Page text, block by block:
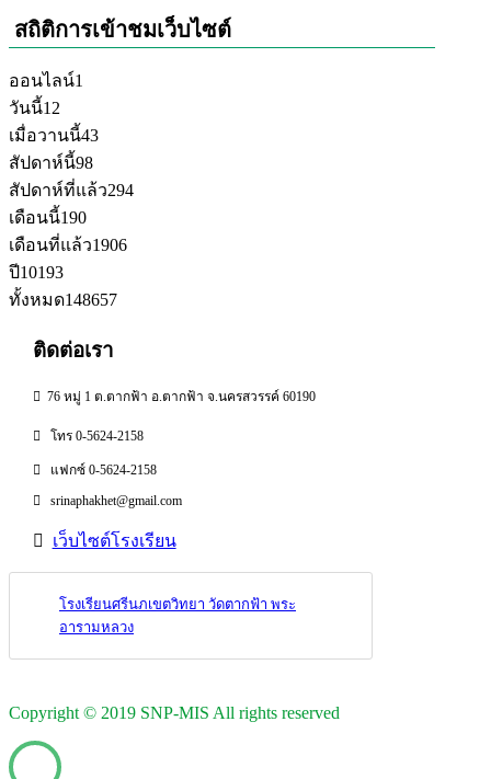
สถิติการเข้าชมเว็บไซต์
ออนไลน์1
วันนี้12
เมื่อวานนี้43
สัปดาห์นี้98
สัปดาห์ที่แล้ว294
เดือนนี้190
เดือนที่แล้ว1906
ปี10193
ทั้งหมด148657
ติดต่อเรา
76 หมู่ 1 ต.ตากฟ้า อ.ตากฟ้า จ.นครสวรรค์ 60190
โทร 0-5624-2158
แฟกซ์ 0-5624-2158
srinaphakhet@gmail.com
เว็บไซต์โรงเรียน
โรงเรียนศรีนภเขตวิทยา วัดตากฟ้า พระ
อารามหลวง
Copyright © 2019 SNP-MIS All rights reserved